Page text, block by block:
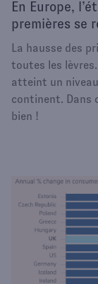
En Europe,
premières se
La hausse des
toutes les
atteint un niveau
continent. Dans
bien !